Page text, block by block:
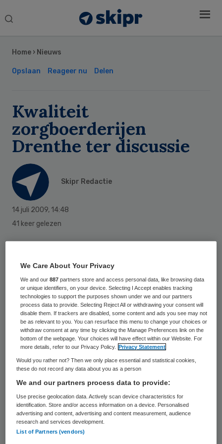
Search
Home › Nieuws
Opslaan Reageer nu Delen
Kwaliteit
zorgboerderijen
Drenthe ter discussie
Skipr Redactie
14 juli 2009, 14:48
41 keer gelezen
zorgboerderijen in Drenthe verbeterpunten
geconstateerd. De organisatie pleit voor
meer toezicht op de boerderijen. Stichting
Zorgboerderijen Drenthe meent echter dat
het kwaliteitskeurmerk en het
cliëntentevredenheidssysteem de zorg
voldoende waarborgen. Dat meldt RTV
Drenthe.
‘Meer regels niet nodig’
VolgensZorgbelang Drenthe
Sidebar
We Care About Your Privacy
We and our887 partners store and access personal data, like browsing data
or unique identifiers, on your device. Selecting I Accept enables tracking
technologies to support the purposes shown under we and our partners
process data to provide. Selecting Reject All or withdrawing your consent will
disable them. If trackers are disabled, some content and ads you see may not
be as relevant to you. You can resurface this menu to change your choices or
withdraw consent at any time by clicking the Manage Preferences link on the
bottom of the webpage. Your choices will have effect within our Website. For
more details, refer to our Privacy Policy.
Privacy Statement
Would you rather not? Then we only place essential and statistical cookies,
these do not record any data about you as a person
We and our partners process data to provide:
Use precise geolocation data. Actively scan device characteristics for
identification. Store and/or access information on a device. Personalised
advertising and content, advertising and content measurement, audience
research and services development.
List of Partners (vendors)